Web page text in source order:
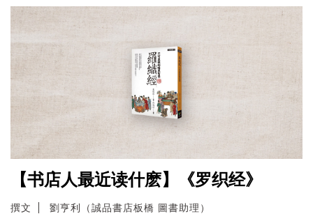
【书店人最近读什麽】《罗织经》
撰文 劉亨利（誠品書店板橋 圖書助理）